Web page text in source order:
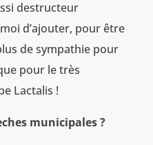
destructeur
d’ajouter, pour être
de sympathie pour
pour le très
Lactalis !
municipales ?